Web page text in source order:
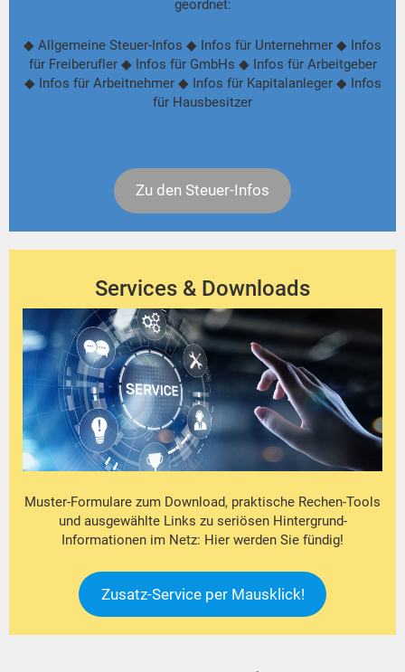
geordnet:
◆ Allgemeine Steuer-Infos ◆ Infos für Unternehmer ◆ Infos
für Freiberufler ◆ Infos für GmbHs ◆ Infos für Arbeitgeber
◆ Infos für Arbeitnehmer ◆ Infos für Kapitalanleger ◆ Infos
für Hausbesitzer
Zu den Steuer-Infos
Services & Downloads
Muster-Formulare zum Download, praktische Rechen-Tools
und ausgewählte Links zu seriösen Hintergrund-
Informationen im Netz: Hier werden Sie fündig!
Zusatz-Service per Mausklick!